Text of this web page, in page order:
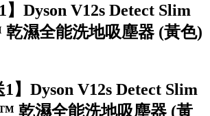
】Dyson V12s Detect Slim
濕全能洗地吸塵器 (黃色)
1】Dyson V12s Detect Slim
乾濕全能洗地吸塵器 (黃